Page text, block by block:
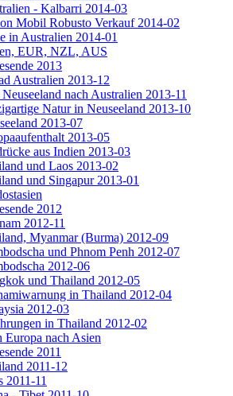
- Kalbarri 2014-03
Mobil Robusto Verkauf 2014-02
in Australien 2014-01
EUR, NZL, AUS
2013
Australien 2013-12
nach Australien 2013-11
Natur in Neuseeland 2013-10
2013-07
2013-05
aus Indien 2013-03
und Laos 2013-02
und Singapur 2013-01
2012
2012-11
Myanmar (Burma) 2012-09
und Phnom Penh 2012-07
2012-06
und Thailand 2012-05
in Thailand 2012-04
2012-03
in Thailand 2012-02
Europa nach Asien
2011
2011-12
2011-11